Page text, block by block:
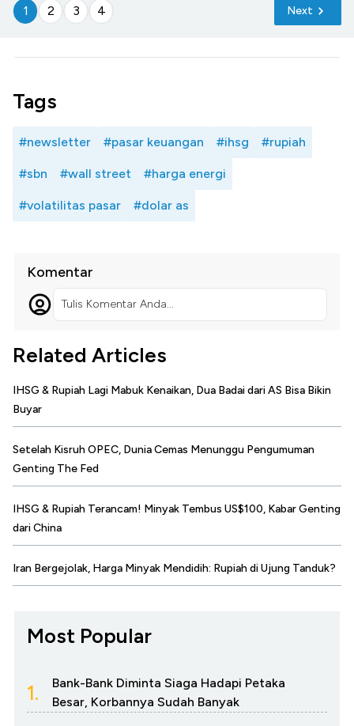
1 2 3 4 Next
Tags
#newsletter #pasar keuangan #ihsg #rupiah
#sbn #wall street #harga energi
#volatilitas pasar #dolar as
Komentar
Tulis Komentar Anda...
Related Articles
IHSG & Rupiah Lagi Mabuk Kenaikan, Dua Badai dari AS Bisa Bikin
Buyar
Setelah Kisruh OPEC, Dunia Cemas Menunggu Pengumuman
Genting The Fed
IHSG & Rupiah Terancam! Minyak Tembus US$100, Kabar Genting
dari China
Iran Bergejolak, Harga Minyak Mendidih: Rupiah di Ujung Tanduk?
Most Popular
1.
Bank-Bank Diminta Siaga Hadapi Petaka
Besar, Korbannya Sudah Banyak